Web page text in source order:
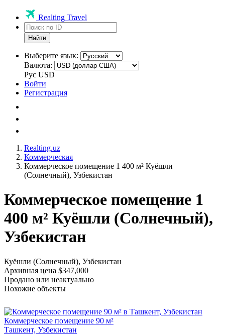
Realting Travel
Найти
Выберите язык:
Валюта:
Рус USD
Войти
Регистрация
Realting.uz
Коммерческая
Коммерческое помещение 1 400 м² Куёшли
(Солнечный), Узбекистан
Коммерческое помещение 1
400 м² Куёшли (Солнечный),
Узбекистан
Куёшли (Солнечный), Узбекистан
Архивная цена $347,000
Продано или неактуально
Похожие объекты
Коммерческое помещение 90 м²
Ташкент, Узбекистан